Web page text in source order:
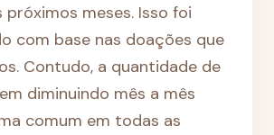
próximos meses. Isso foi
com base nas doações que
Contudo, a quantidade de
diminuindo mês a mês
comum em todas as